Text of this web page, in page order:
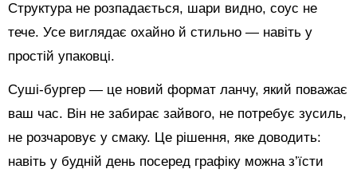
Структура не розпадається, шари видно, соус не
тече. Усе виглядає охайно й стильно — навіть у
простій упаковці.
Суші-бургер — це новий формат ланчу, який поважає
ваш час. Він не забирає зайвого, не потребує зусиль,
не розчаровує у смаку. Це рішення, яке доводить:
навіть у будній день посеред графіку можна з’їсти